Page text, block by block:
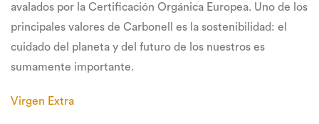
avalados por la Certificación Orgánica Europea. Uno de los
principales valores de Carbonell es la sostenibilidad: el
cuidado del planeta y del futuro de los nuestros es
sumamente importante.
Virgen Extra